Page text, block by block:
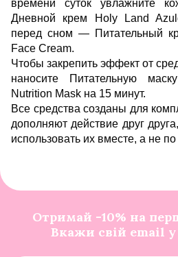
времени суток увлажните
Дневной крем Holy Land
перед сном — Питательный
Face Cream.
Чтобы закрепить эффект от
наносите
Питательную
Nutrition Mask на 15 минут.
Все средства созданы для
дополняют действие друг
использовать их вместе, а не по
Отримай -10% на
Вкажи свій email